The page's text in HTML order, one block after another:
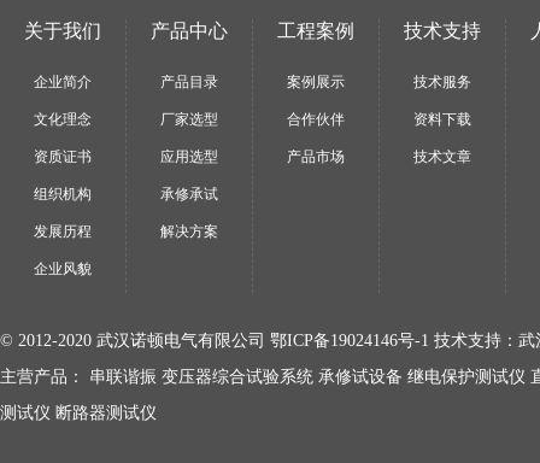
关于我们
企业简介
文化理念
资质证书
组织机构
发展历程
企业风貌
产品中心
产品目录
厂家选型
应用选型
承修承试
解决方案
工程案例
案例展示
合作伙伴
产品市场
技术支持
技术服务
资料下载
技术文章
© 2012-2020 武汉诺顿电气有限公司 鄂ICP备19024146号-1 技术支持： 武
主营产品： 串联谐振 变压器综合试验系统 承修试设备 继电保护测试仪
测试仪 断路器测试仪